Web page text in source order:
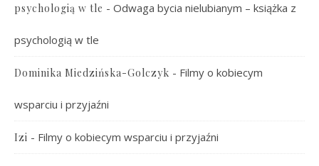
psychologią w tle - Odwaga bycia nielubianym – książka z
psychologią w tle
Dominika Miedzińska-Golczyk - Filmy o kobiecym
wsparciu i przyjaźni
Izi - Filmy o kobiecym wsparciu i przyjaźni